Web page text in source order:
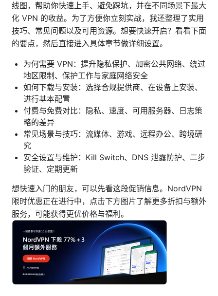
线图，帮助你快速上手、避免踩坑，并在不同场景下最大
化 VPN 的收益。为了方便你立刻实战，我还整理了实用
技巧、常见问题以及可用资源。想要快速开启？看看下面
的要点，然后直接进入具体章节做详细设置。
为何需要 VPN：提升隐私保护、加密公共网络、绕过
地区限制、保护工作与家庭网络安全
如何下载与安装：选择合规提供商、在设备上安装、
进行基本配置
付费与免费对比：隐私、速度、可用服务器、日志策
略的差异
常见场景与技巧：流媒体、游戏、远程办公、跨境研
究
安全设置与维护：Kill Switch、DNS 泄露防护、二步
验证、定期更新
想快速入门的朋友，可以先看这段促销信息。NordVPN
限时优惠正在进行中，点击下方图片了解更多折扣与额外
服务，可能获得更优价格与福利。